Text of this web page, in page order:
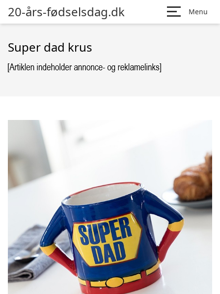
20-års-fødselsdag.dk Menu
Super dad krus